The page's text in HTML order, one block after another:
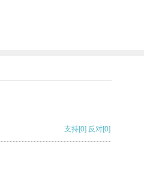
支持[0] 反对[0]